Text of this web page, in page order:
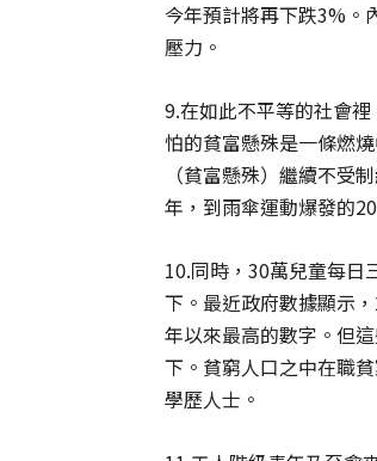
今年預計將再下跌3%。
壓力。
9.在如此不平等的社會
怕的貧富懸殊是一條燃
（貧富懸殊）繼續不受
年，到雨傘運動爆發的
10.同時，30萬兒童每日
下。最近政府數據顯示
年以來最高的數字。但
下。貧窮人口之中在職
學歷人士。